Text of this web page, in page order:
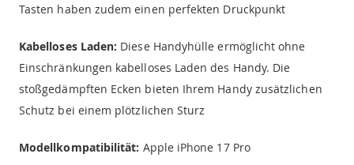
Tasten haben zudem einen perfekten Druckpunkt
Kabelloses Laden: Diese Handyhülle ermöglicht ohne
Einschränkungen kabelloses Laden des Handy. Die
stoßgedämpften Ecken bieten Ihrem Handy zusätzlichen
Schutz bei einem plötzlichen Sturz
Modellkompatibilität: Apple iPhone 17 Pro